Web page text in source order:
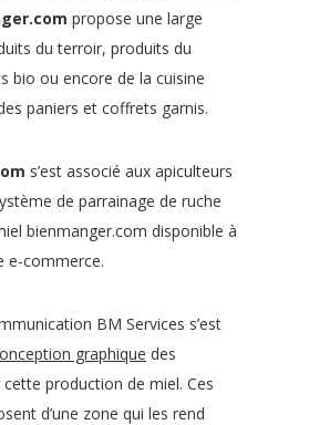
propose une large
du terroir, produits du
bio ou encore de la cuisine
paniers et coffrets garnis.
s’est associé aux apiculteurs
de parrainage de ruche
bienmanger.com disponible à
e-commerce.
BM Services s’est
graphique des
production de miel. Ces
d’une zone qui les rend